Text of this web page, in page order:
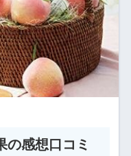
の感想口コミ